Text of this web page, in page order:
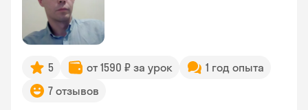
5 от 1590 ₽ за урок
1 год опыта
7 отзывов